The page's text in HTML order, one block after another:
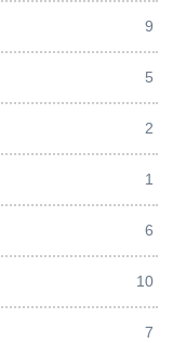
9
5
2
1
6
10
7